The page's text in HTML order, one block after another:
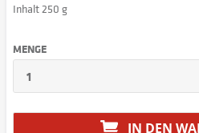
Inhalt 250 g
MENGE
IN DEN